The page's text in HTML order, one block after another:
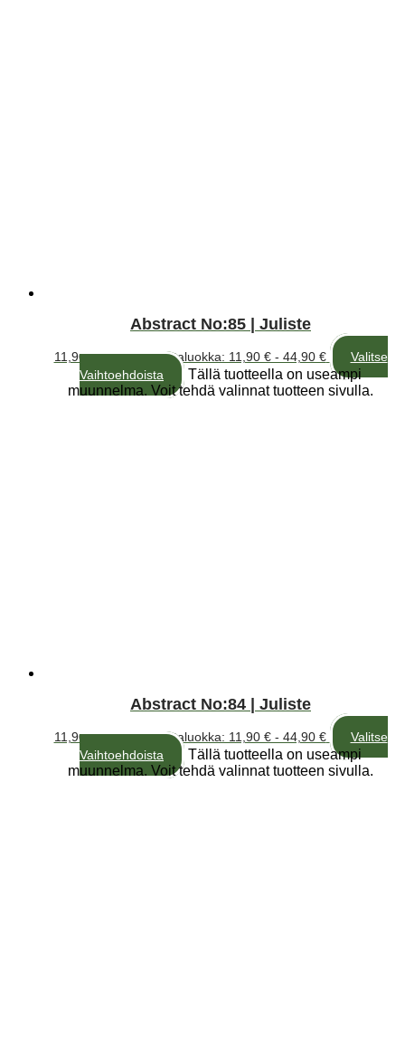
Abstract No:85 | Juliste
11,90€ – 44,90€Hintaluokka: 11,90 € - 44,90 €
Valitse
Vaihtoehdoista
Tällä tuotteella on useampi
muunnelma. Voit tehdä valinnat tuotteen sivulla.
Abstract No:84 | Juliste
11,90€ – 44,90€Hintaluokka: 11,90 € - 44,90 €
Valitse
Vaihtoehdoista
Tällä tuotteella on useampi
muunnelma. Voit tehdä valinnat tuotteen sivulla.